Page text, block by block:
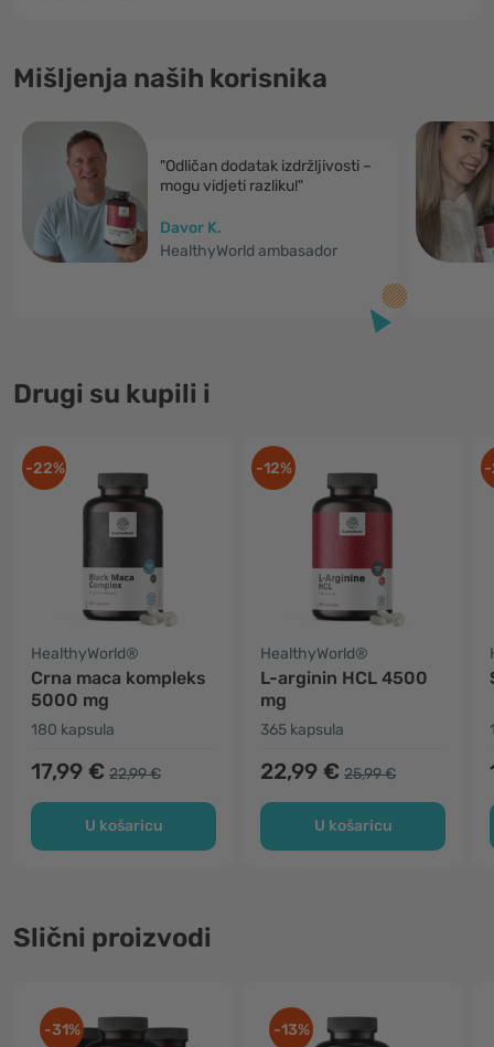
Mišljenja naših korisnika
"Odličan dodatak izdržljivosti –
mogu vidjeti razliku!"
Davor K.
HealthyWorld ambasador
Drugi su kupili i
-22%
HealthyWorld®
Crna maca kompleks
5000 mg
180 kapsula
17,99 € 22,99 €
U košaricu
-12%
HealthyWorld®
L-arginin HCL 4500
mg
365 kapsula
22,99 € 25,99 €
U košaricu
-
Slični proizvodi
-31% -13%